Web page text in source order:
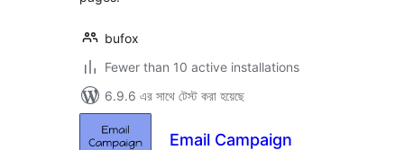
bufox
Fewer than 10 active installations
6.9.6 এর সাথে টেস্ট করা হয়েছে
Email Campaign